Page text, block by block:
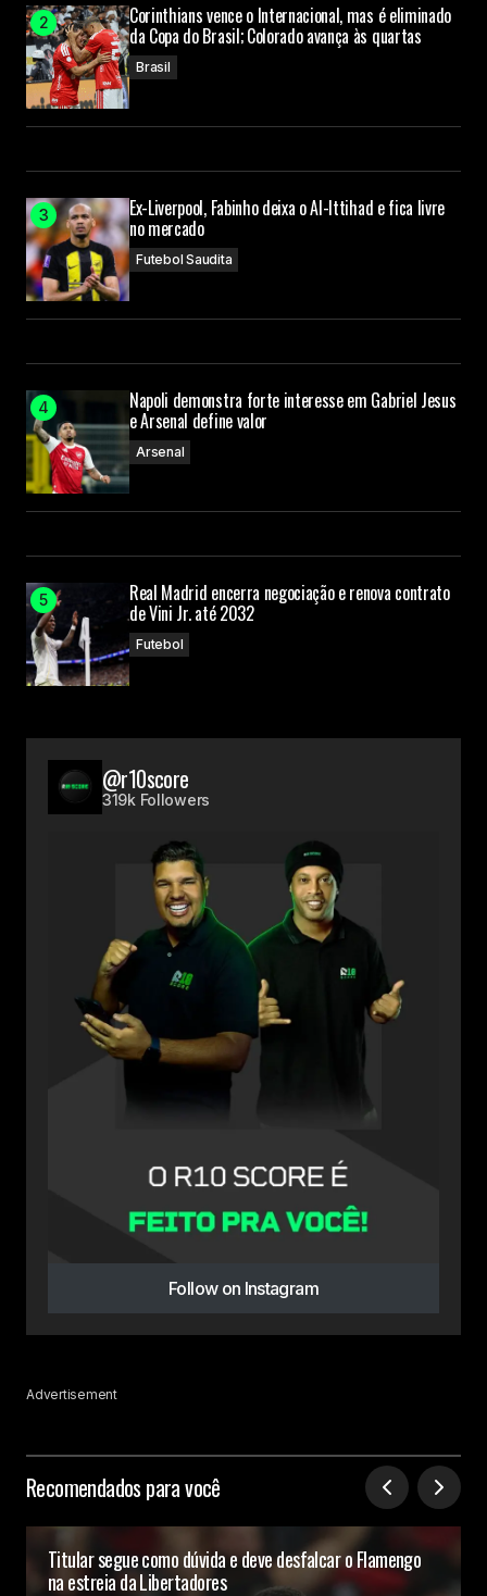
Corinthians vence o Internacional, mas é eliminado
da Copa do Brasil; Colorado avança às quartas
Brasil
Ex-Liverpool, Fabinho deixa o Al-Ittihad e fica livre
no mercado
Futebol Saudita
Napoli demonstra forte interesse em Gabriel Jesus
e Arsenal define valor
Arsenal
Real Madrid encerra negociação e renova contrato
de Vini Jr. até 2032
Futebol
@r10score
319k Followers
Follow on Instagram
Advertisement
Recomendados para você
Titular segue como dúvida e deve desfalcar o Flamengo
na estreia da Libertadores